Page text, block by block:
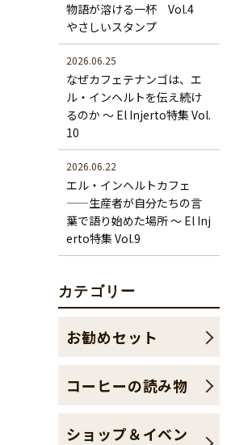
物語が溶ける一杯 Vol.4
やさしいスタンプ
2026.06.25
なぜカフェテナンゴは、エ
ル・インヘルトを伝え続け
るのか ～ El Injerto特集 Vol.
10
2026.06.22
エル・インヘルトカフェ
——生産者が自分たちの言
葉で語り始めた場所 ～ El Inj
erto特集 Vol.9
カテゴリー
お勧めセット
コーヒーの読み物
ショップ＆イベン